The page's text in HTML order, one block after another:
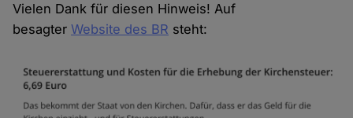
Vielen Dank für diesen Hinweis! Auf
besagterWebsite des BR steht: